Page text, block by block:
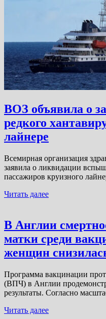
ВОЗ объявила о
редкого
лайнере
Всемирная организация
заявила о ликвидации
пассажиров круизного
Читать далее
В Англии
матки среди
женщин
Программа вакцинации
(ВПЧ) в Англии
результаты. Согласно
Читать далее